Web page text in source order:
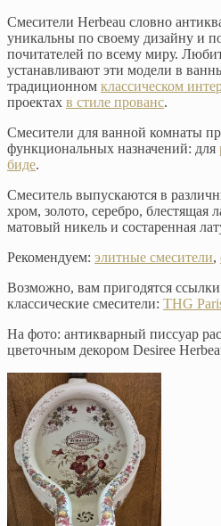
Смесители Herbeau словно
уникальны по своему дизайну и
почитателей по всему миру.
устанавливают эти модели в
традиционном классическом
проектах в стиле прованс.
Смесители для ванной комнаты
функциональных назначений: для
биде.
Смеситель выпускаются в
хром, золото, серебро, блестящая
матовый никель и состаренная
Рекомендуем: элитные смесители,
Возможно, вам пригодятся
классические смесители: THG
На фото: антикварный писсуар
цветочным декором Desiree